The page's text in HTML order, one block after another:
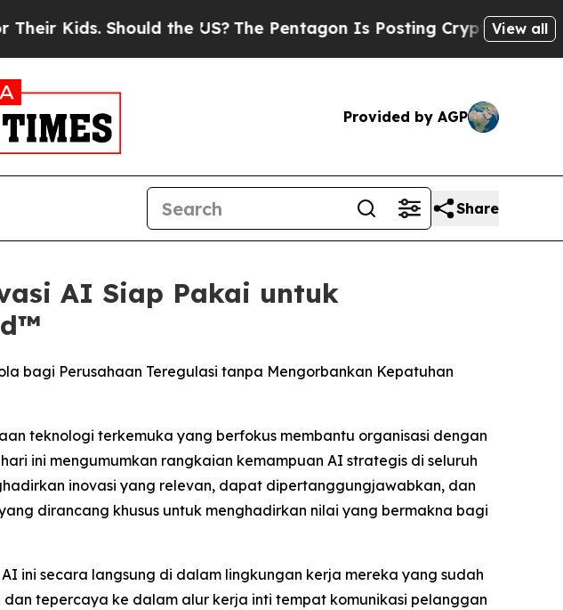
Should the US?The Pentagon Is Posting Cryptic Biblical View all
Provided by AGP
Share
AI Siap Pakai untuk
bagi Perusahaan Teregulasi tanpa Mengorbankan Kepatuhan
teknologi terkemuka yang berfokus membantu organisasi dengan
ini mengumumkan rangkaian kemampuan AI strategis di seluruh
inovasi yang relevan, dapat dipertanggungjawabkan, dan
dirancang khusus untuk menghadirkan nilai yang bermakna bagi
ini secara langsung di dalam lingkungan kerja mereka yang sudah
tepercaya ke dalam alur kerja inti tempat komunikasi pelanggan